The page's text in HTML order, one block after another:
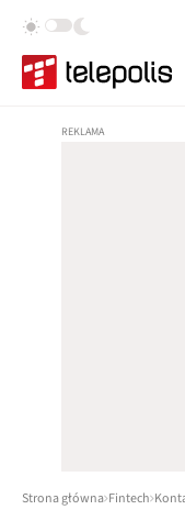
Strona główna Fintech